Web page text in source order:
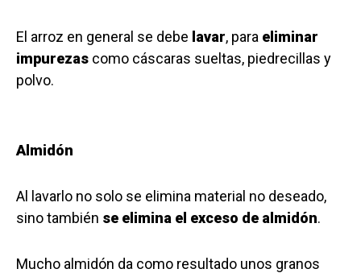
El arroz en general se debe lavar, para eliminar
impurezas como cáscaras sueltas, piedrecillas y
polvo.
Almidón
Al lavarlo no solo se elimina material no deseado,
sino también se elimina el exceso de almidón.
Mucho almidón da como resultado unos granos